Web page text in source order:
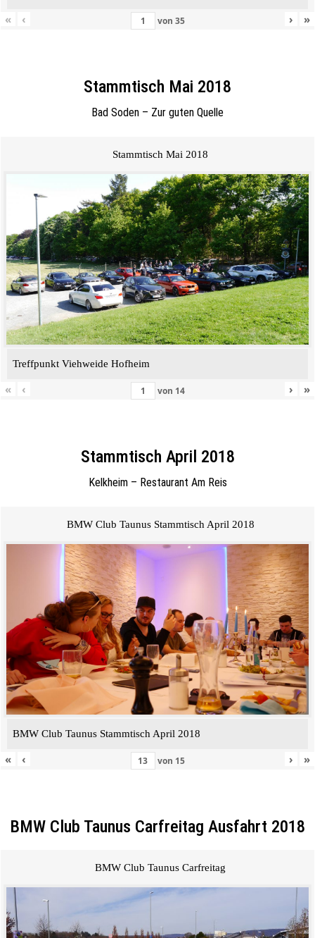
« ‹ von 35 › »
Stammtisch Mai 2018
Bad Soden – Zur guten Quelle
Stammtisch Mai 2018
Treffpunkt Viehweide Hofheim
« ‹ von 14 › »
Stammtisch April 2018
Kelkheim – Restaurant Am Reis
BMW Club Taunus Stammtisch April 2018
BMW Club Taunus Stammtisch April 2018
« ‹ von 15 › »
BMW Club Taunus Carfreitag Ausfahrt 2018
BMW Club Taunus Carfreitag